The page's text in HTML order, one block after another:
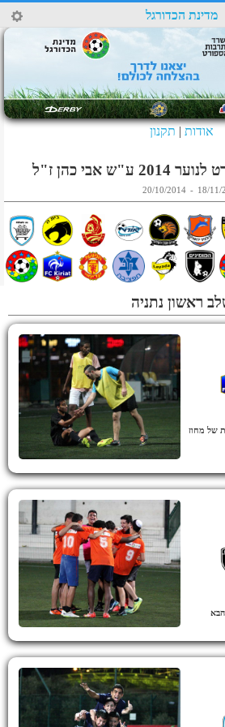
29 מדינת הכדורגל
אודות | תקנון
אבי כהן ז"ל
18/11/
-
20/10/2014
ראשון נתניה
של מחוז
4